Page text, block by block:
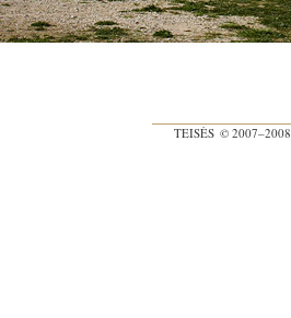
TEISĖS © 2007–2008